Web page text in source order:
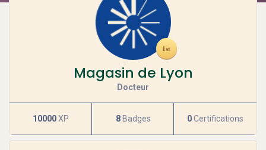
Magasin de Lyon
Docteur
10000XP 8 Badges 0Certifications